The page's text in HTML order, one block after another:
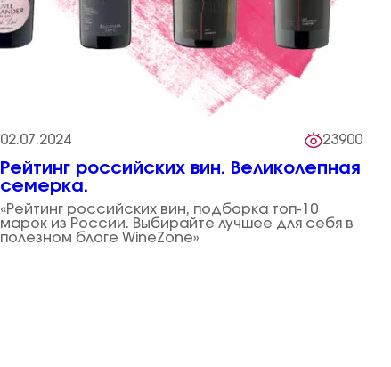
02.07.2024 23900
Рейтинг российских вин. Великолепная
семерка.
«Рейтинг российских вин, подборка топ-10
марок из России. Выбирайте лучшее для себя в
полезном блоге WineZone»